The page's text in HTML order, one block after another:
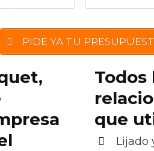
PIDE YA TU
Todos
que
Lijado